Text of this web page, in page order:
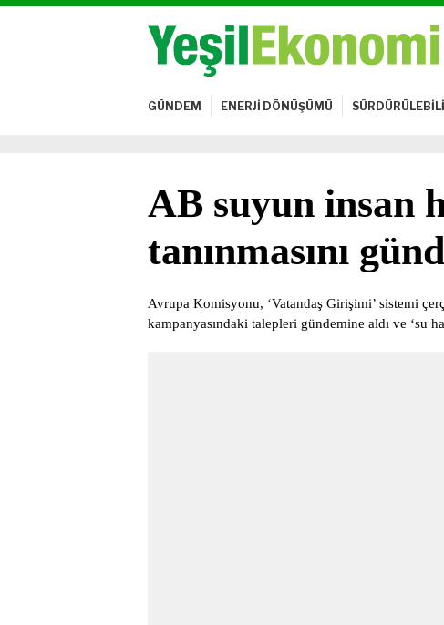
GÜNDEM ENERJİ DÖNÜŞÜMÜ
AB suyun insan
tanınmasını
Avrupa Komisyonu, ‘Vatandaş Girişimi’ sistemi
kampanyasındaki talepleri gündemine aldı ve ‘su